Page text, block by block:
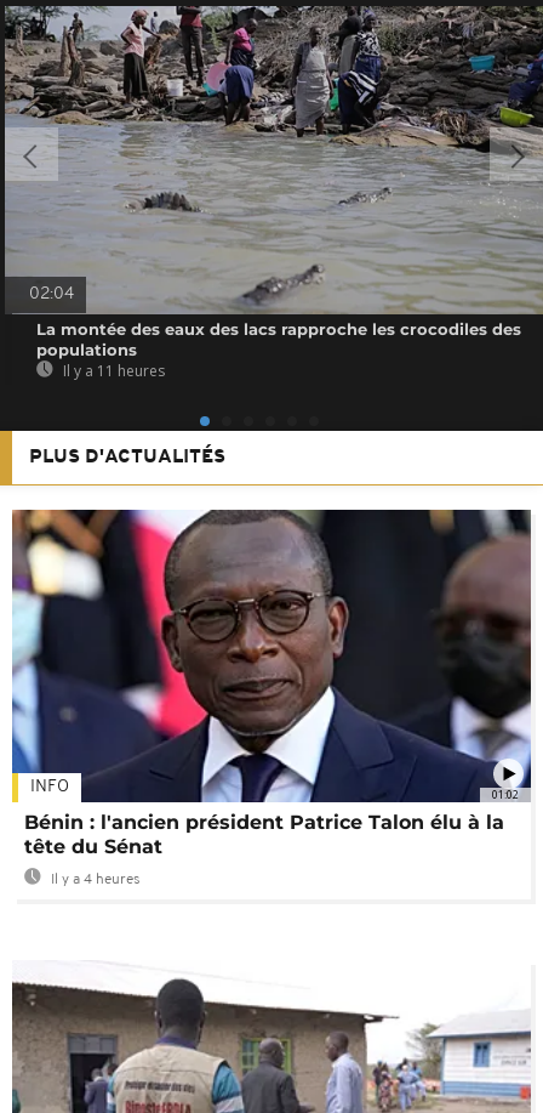
02:04
La montée des eaux des lacs rapproche les crocodiles des
populations
Il y a 11 heures
PLUS D'ACTUALITÉS
01:02
INFO
Bénin : l'ancien président Patrice Talon élu à la
tête du Sénat
Il y a 4 heures